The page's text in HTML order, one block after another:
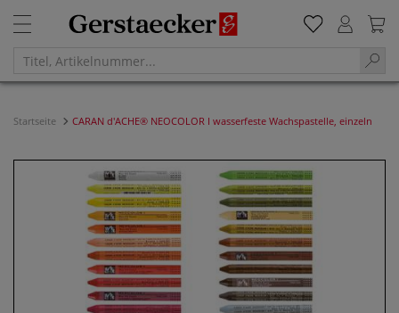
Startseite CARAN d'ACHE® NEOCOLOR I wasserfeste Wachspastelle, einzeln